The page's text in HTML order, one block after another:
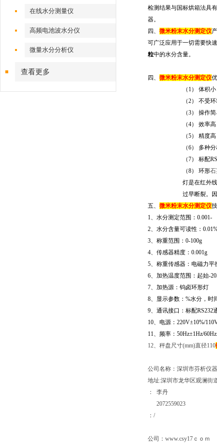
在线水分测量仪
高频电池波水分仪
微量水分分析仪
查看更多
检测结果与国标烘箱法具
器。
四、 微米粉末水分测定仪
可广泛应用于一切需要快
粒中的水分含量。
四、 微米粉末水分测定仪
（1） 体积
（2） 不受
（3） 操作
（4） 效率
（5） 精度
（6） 多种
（7） 标配
（8） 环形
灯是在红外
过早断裂。
五、 微米粉末水分测定仪
1、水分测定范围： 0.001-
2、水分含量可读性：
3、称重范围： 0-100g
4、传感器精度： 0.001g
5、称重传感器：电磁力
6、加热温度范围：起始-
7、加热源：钨卤环形灯
8、显示参数： %水分，时
9、通讯接口：标配RS232
10、电源： 220V±10%/
11、频率： 50Hz±1Hz/60Hz
12、秤盘尺寸(mm)直径110
公司名称：深圳市芬析仪
地址:深圳市龙华区观澜街
： 李丹
2072559023
：/
公司：www.csy17